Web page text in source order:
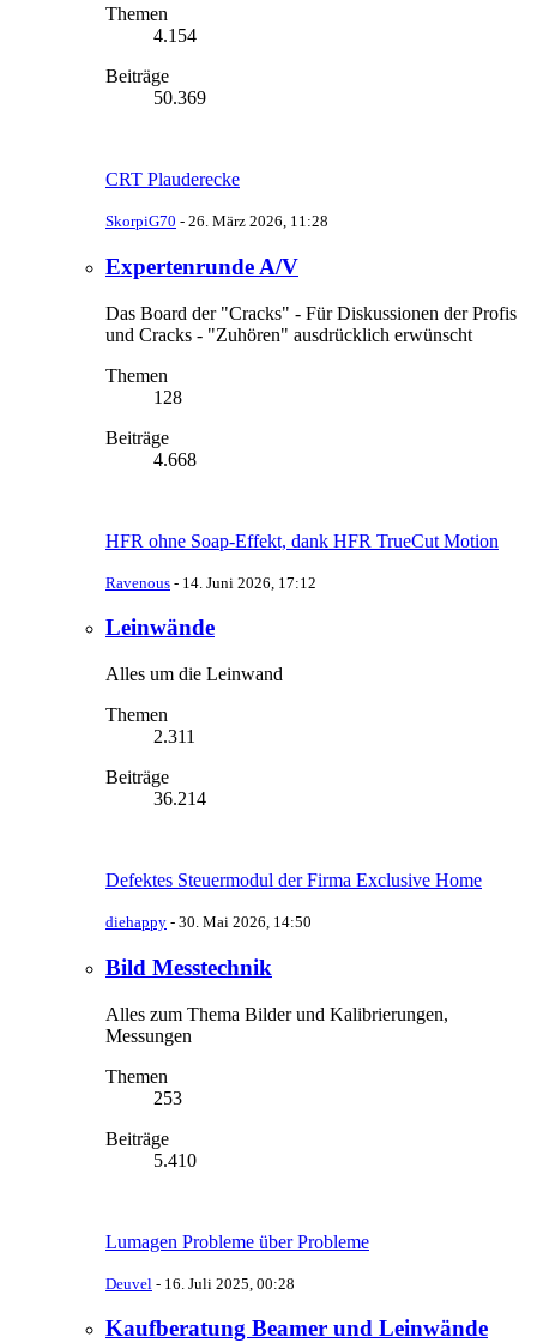
Themen
4.154
Beiträge
50.369
CRT Plauderecke
SkorpiG70 - 26. März 2026, 11:28
Expertenrunde A/V
Das Board der "Cracks" - Für Diskussionen der Profis
und Cracks - "Zuhören" ausdrücklich erwünscht
Themen
128
Beiträge
4.668
HFR ohne Soap-Effekt, dank HFR TrueCut Motion
Ravenous - 14. Juni 2026, 17:12
Leinwände
Alles um die Leinwand
Themen
2.311
Beiträge
36.214
Defektes Steuermodul der Firma Exclusive Home
diehappy - 30. Mai 2026, 14:50
Bild Messtechnik
Alles zum Thema Bilder und Kalibrierungen,
Messungen
Themen
253
Beiträge
5.410
Lumagen Probleme über Probleme
Deuvel - 16. Juli 2025, 00:28
Kaufberatung Beamer und Leinwände